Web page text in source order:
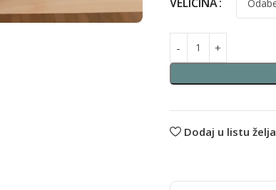
Dodaj u listu želja